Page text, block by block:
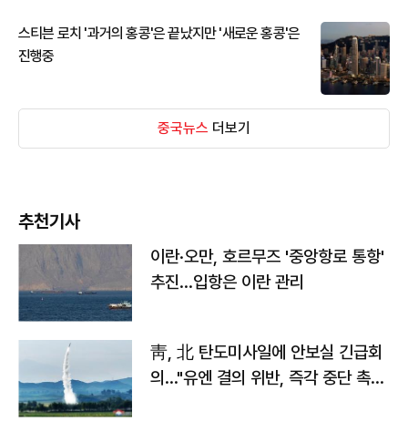
스티븐 로치 '과거의 홍콩'은 끝났지만 '새로운 홍콩'은
진행중
중국뉴스 더보기
추천기사
이란·오만, 호르무즈 '중앙항로 통항'
추진…입항은 이란 관리
靑, 北 탄도미사일에 안보실 긴급회
의…"유엔 결의 위반, 즉각 중단 촉